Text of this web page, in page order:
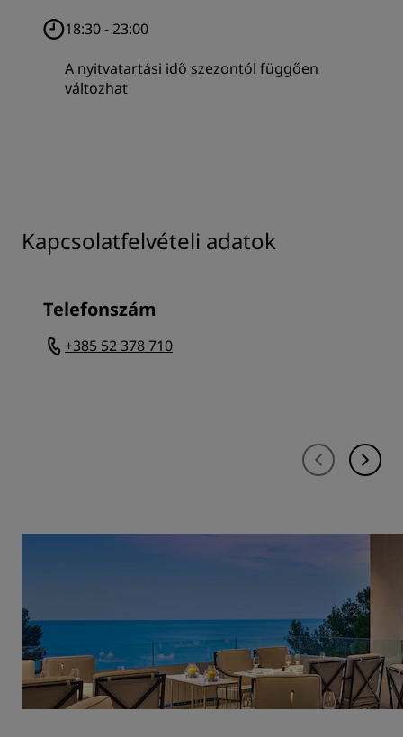
18:30 - 23:00
A nyitvatartási idő szezontól függően
változhat
Kapcsolatfelvételi adatok
Telefonszám
+385 52 378 710